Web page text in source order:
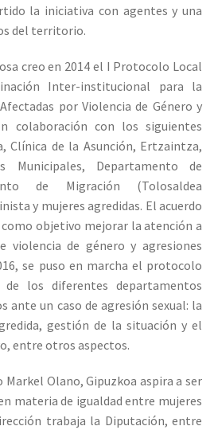
la iniciativa con agentes y una
del territorio.
creo en 2014 el I Protocolo Local
Inter-institucional para la
por Violencia de Género y
colaboración con los siguientes
Clínica de la Asunción, Ertzaintza,
Municipales, Departamento de
de Migración (Tolosaldea
y mujeres agredidas. El acuerdo
objetivo mejorar la atención a
violencia de género y agresiones
se puso en marcha el protocolo
los diferentes departamentos
ante un caso de agresión sexual: la
gestión de la situación y el
entre otros aspectos.
Markel Olano, Gipuzkoa aspira a ser
materia de igualdad entre mujeres
trabaja la Diputación, entre